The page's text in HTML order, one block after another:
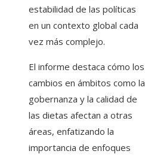
estabilidad de las políticas
en un contexto global cada
vez más complejo.
El informe destaca cómo los
cambios en ámbitos como la
gobernanza y la calidad de
las dietas afectan a otras
áreas, enfatizando la
importancia de enfoques